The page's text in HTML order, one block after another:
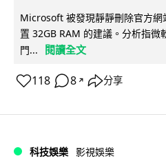
Microsoft 被發現靜靜刪除官方網
置 32GB RAM 的建議。分析指微
門...
閱讀全文
118 8 ↗ 分享
科技娛樂 影視娛樂